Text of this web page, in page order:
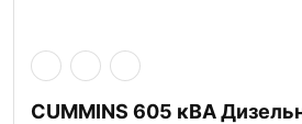
CUMMINS 605 кВА